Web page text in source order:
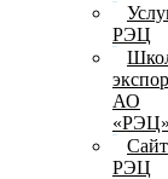
РЭЦ
АО
«РЭЦ»
Сайт
РЭЦ